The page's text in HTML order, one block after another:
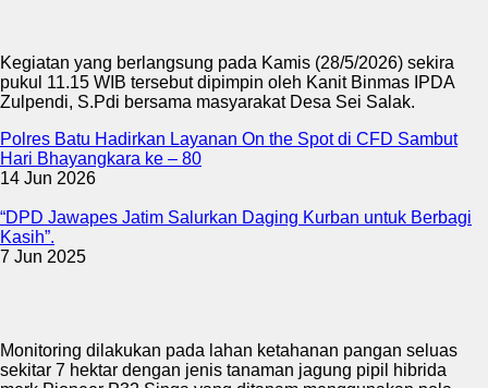
Kegiatan yang berlangsung pada Kamis (28/5/2026) sekira
pukul 11.15 WIB tersebut dipimpin oleh Kanit Binmas IPDA
Zulpendi, S.Pdi bersama masyarakat Desa Sei Salak.
Polres Batu Hadirkan Layanan On the Spot di CFD Sambut
Hari Bhayangkara ke – 80
14 Jun 2026
“DPD Jawapes Jatim Salurkan Daging Kurban untuk Berbagi
Kasih”.
7 Jun 2025
Monitoring dilakukan pada lahan ketahanan pangan seluas
sekitar 7 hektar dengan jenis tanaman jagung pipil hibrida